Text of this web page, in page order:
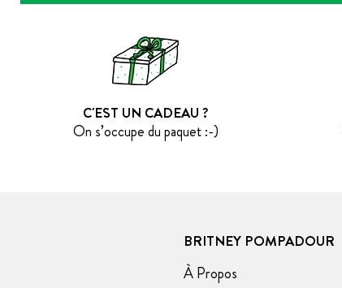
C'EST UN CADEAU ?
On s’occupe du paquet :-)
BRITNEY POMPADOUR
À Propos